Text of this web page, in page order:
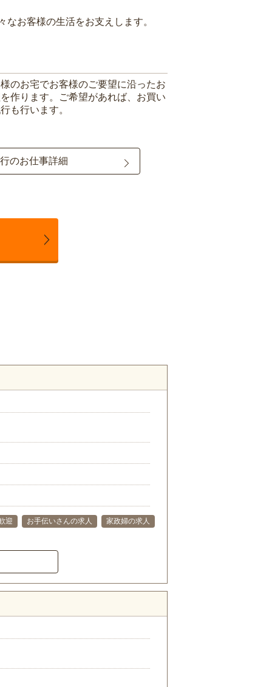
お客様の生活をお支えします。
のお宅でお客様のご要望に沿ったお
作ります。ご希望があれば、お買い
も行います。
のお仕事詳細
迎 お手伝いさんの求人
家政婦の求人